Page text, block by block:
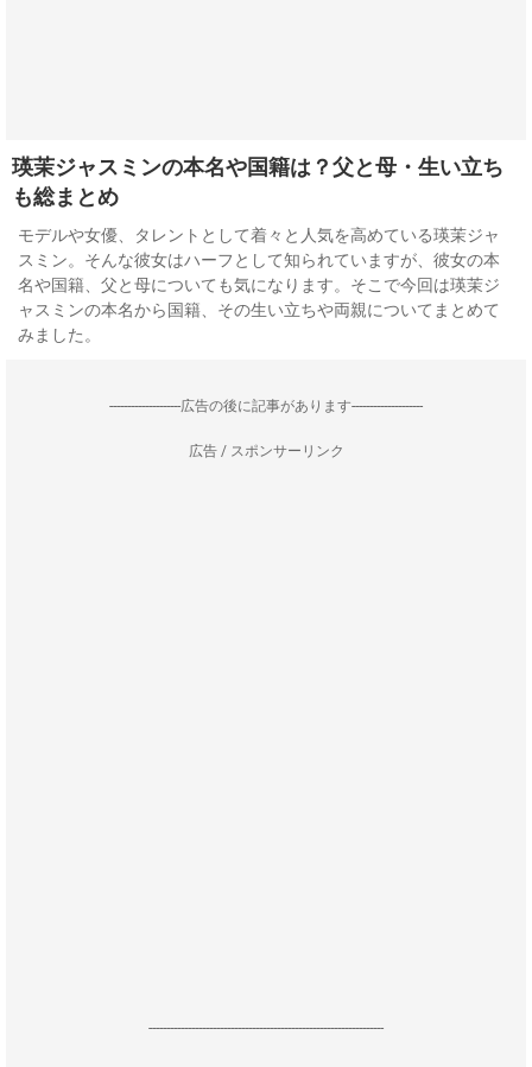
瑛茉ジャスミンの本名や国籍は？父と母・生い立ち
も総まとめ
モデルや女優、タレントとして着々と人気を高めている瑛茉ジャ
スミン。そんな彼女はハーフとして知られていますが、彼女の本
名や国籍、父と母についても気になります。そこで今回は瑛茉ジ
ャスミンの本名から国籍、その生い立ちや両親についてまとめて
みました。
--------------------広告の後に記事があります--------------------
広告 / スポンサーリンク
------------------------------------------------------------------